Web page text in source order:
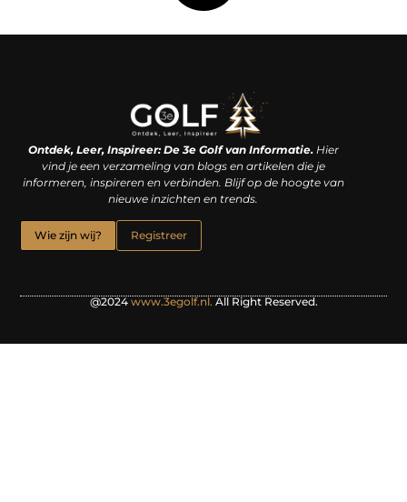
Ontdek, Leer, Inspireer: De 3e Golf van Informatie.Hier
vind je een verzameling van blogs en artikelen die je
informeren, inspireren en verbinden. Blijf op de hoogte van
nieuwe inzichten en trends.
Wie zijn wij? Registreer
@2024www.3egolf.nl.All Right Reserved.